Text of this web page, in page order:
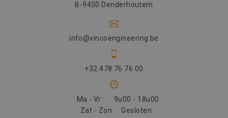
B-9450 Denderhoutem
info@vincoengineering.be
+32 478 76 76 00
Ma - Vr :
9u00 - 18u00
Zat - Zon :
Gesloten